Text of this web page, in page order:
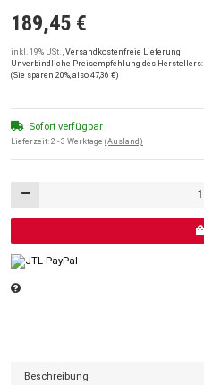
189,45 €
inkl. 19% USt. , Versandkostenfreie Lieferung
Unverbindliche Preisempfehlung des Herstellers:
(Sie sparen 20%, also 47,36 €)
Sofort verfügbar
Lieferzeit: 2 - 3 Werktage (Ausland)
Beschreibung